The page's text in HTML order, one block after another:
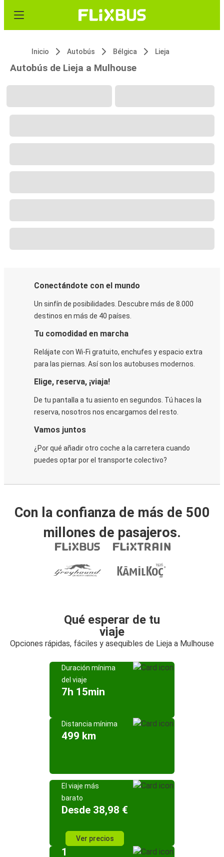
Inicio Autobús Bélgica Lieja
Autobús de Lieja a Mulhouse
Conectándote con el mundo
Un sinfín de posibilidades. Descubre más de 8.000
destinos en más de 40 países.
Tu comodidad en marcha
Relájate con Wi-Fi gratuito, enchufes y espacio extra
para las piernas. Así son los autobuses modernos.
Elige, reserva, ¡viaja!
De tu pantalla a tu asiento en segundos. Tú haces la
reserva, nosotros nos encargamos del resto.
Vamos juntos
¿Por qué añadir otro coche a la carretera cuando
puedes optar por el transporte colectivo?
Con la confianza de más de 500
millones de pasajeros.
Qué esperar de tu
viaje
Opciones rápidas, fáciles y asequibles de Lieja a Mulhouse
Duración mínima
del viaje
7h 15min
Distancia mínima
499 km
El viaje más
barato
Desde 38,98 €
Ver precios
1